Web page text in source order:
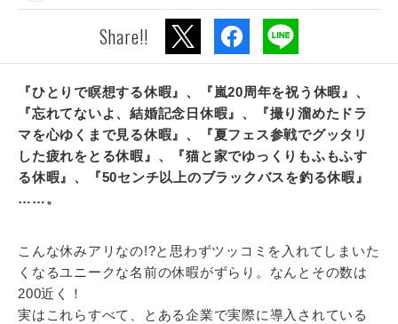
Share!!
『ひとりで瞑想する休暇』、『嵐20周年を祝う休暇』、
『忘れてないよ、結婚記念日休暇』、『撮り溜めたドラ
マを心ゆくまで見る休暇』、『夏フェス参戦でグッタリ
した疲れをとる休暇』、『猫と家でゆっくりもふもふす
る休暇』、『50センチ以上のブラックバスを釣る休暇』
……。
こんな休みアリなの!?と思わずツッコミを入れてしまいた
くなるユニークな名前の休暇がずらり。なんとその数は
200近く！
実はこれらすべて、とある企業で実際に導入されている